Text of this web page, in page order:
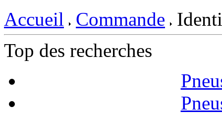
Accueil
Commande
Top des recherches